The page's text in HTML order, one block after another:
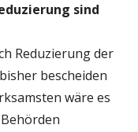
sind
Reduzierung der
bescheiden
wäre es